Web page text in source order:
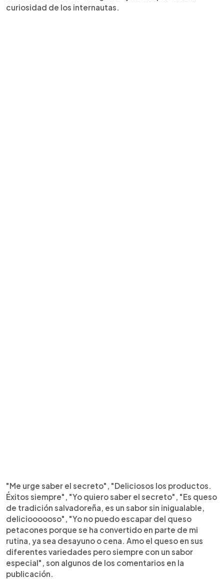
curiosidad de los internautas.
"Me urge saber el secreto", "Deliciosos los productos.
Éxitos siempre", "Yo quiero saber el secreto", "Es queso
de tradición salvadoreña, es un sabor sin inigualable,
delicioooooso", "Yo no puedo escapar del queso
petacones porque se ha convertido en parte de mi
rutina, ya sea desayuno o cena. Amo el queso en sus
diferentes variedades pero siempre con un sabor
especial", son algunos de los comentarios en la
publicación.